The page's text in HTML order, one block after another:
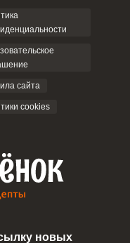
сайта
cookies
новых